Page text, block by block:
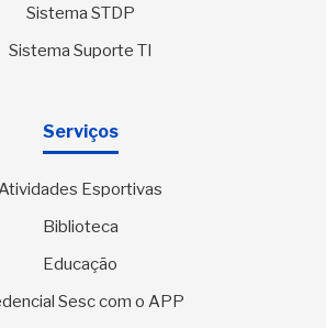
Sistema STDP
Sistema Suporte TI
Serviços
Esportivas
Biblioteca
Educação
Sesc com o APP